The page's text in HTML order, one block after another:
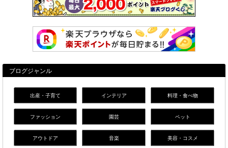
ブログジャンル
出産・子育て インテリア 料理・食べ物
ファッション 園芸 ペット
アウトドア 音楽 美容・コスメ